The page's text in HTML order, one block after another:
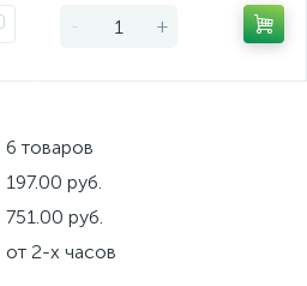
- +
6 товаров
197.00 руб.
751.00 руб.
от 2-х часов